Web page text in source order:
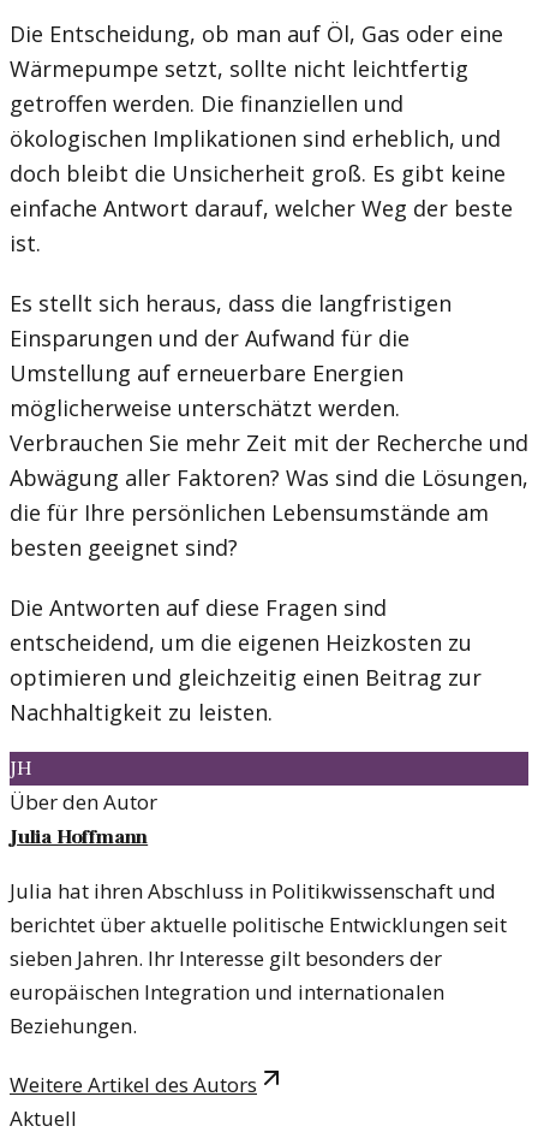
Die Entscheidung, ob man auf Öl, Gas oder eine
Wärmepumpe setzt, sollte nicht leichtfertig
getroffen werden. Die finanziellen und
ökologischen Implikationen sind erheblich, und
doch bleibt die Unsicherheit groß. Es gibt keine
einfache Antwort darauf, welcher Weg der beste
ist.
Es stellt sich heraus, dass die langfristigen
Einsparungen und der Aufwand für die
Umstellung auf erneuerbare Energien
möglicherweise unterschätzt werden.
Verbrauchen Sie mehr Zeit mit der Recherche und
Abwägung aller Faktoren? Was sind die Lösungen,
die für Ihre persönlichen Lebensumstände am
besten geeignet sind?
Die Antworten auf diese Fragen sind
entscheidend, um die eigenen Heizkosten zu
optimieren und gleichzeitig einen Beitrag zur
Nachhaltigkeit zu leisten.
JH
Über den Autor
Julia Hoffmann
Julia hat ihren Abschluss in Politikwissenschaft und
berichtet über aktuelle politische Entwicklungen seit
sieben Jahren. Ihr Interesse gilt besonders der
europäischen Integration und internationalen
Beziehungen.
Weitere Artikel des Autors
Aktuell